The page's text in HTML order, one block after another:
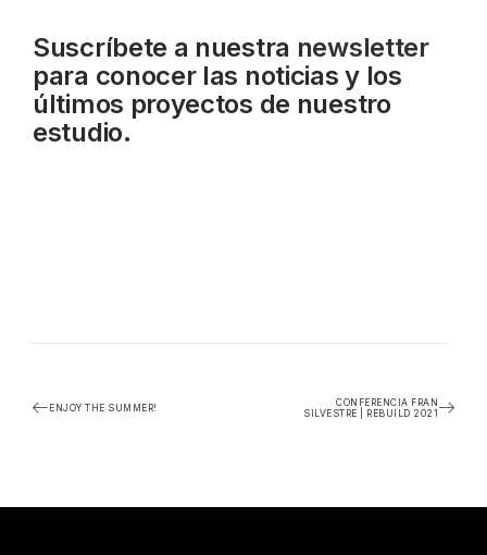
Suscríbete a nuestra newsletter
para conocer las noticias y los
últimos proyectos de nuestro
estudio.
ENJOY THE SUMMER!
CONFERENCIA FRAN
SILVESTRE | REBUILD 2021